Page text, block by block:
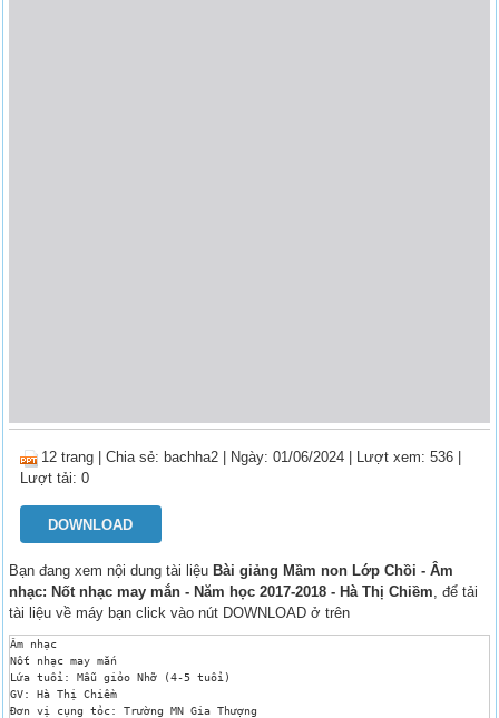
12 trang |Chia sẻ: bachha2 | Ngày: 01/06/2024 | Lượt xem: 536
Lượt tải: 0
DOWNLOAD
Bạn đang xem nội dung tài liệu Bài giảng Mầm non Lớp Chồi - Âm
nhạc: Nốt nhạc may mắn - Năm học 2017-2018 - Hà Thị Chiềm, để tải
tài liệu về máy bạn click vào nút DOWNLOAD ở trên
Âm nhạc
Nốt nhạc may mắn
Lứa tuổi: Mẫu giỏo Nhỡ (4-5 tuổi)
GV: Hà Thị Chiềm
Đơn vị cụng tỏc: Trường MN Gia Thượng